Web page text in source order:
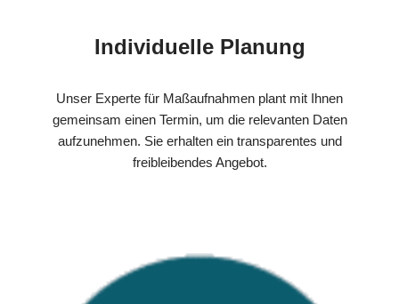
Individuelle Planung
Unser Experte für Maßaufnahmen plant mit Ihnen
gemeinsam einen Termin, um die relevanten Daten
aufzunehmen. Sie erhalten ein transparentes und
freibleibendes Angebot.